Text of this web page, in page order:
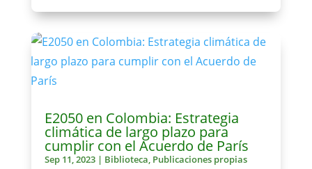
E2050 en Colombia: Estrategia
climática de largo plazo para
cumplir con el Acuerdo de París
Sep 11, 2023| Biblioteca, Publicaciones propias